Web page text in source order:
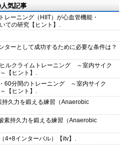
気記事
レーニング（HIIT）が心血管機能・
ての研究【ヒント】.
ターとして成功するために必要な条件は？
ルクライムトレーニング ～室内サイク
【ヒント】.
60分間のトレーニング ～室内サイク
【ヒント】.
久力を鍛える練習（Anaerobic
持久力を鍛える練習（Anaerobic
4+8インターバル）【itv】.